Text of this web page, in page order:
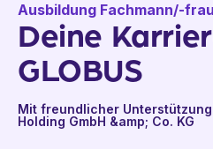
Ausbildung Fachmann/-
Deine
GLOBUS
Mit freundlicher
Holding GmbH &amp; Co. KG